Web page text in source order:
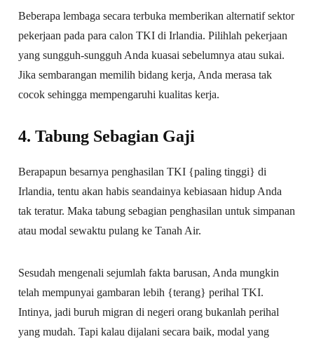
Beberapa lembaga secara terbuka memberikan alternatif sektor
pekerjaan pada para calon TKI di Irlandia. Pilihlah pekerjaan
yang sungguh-sungguh Anda kuasai sebelumnya atau sukai.
Jika sembarangan memilih bidang kerja, Anda merasa tak
cocok sehingga mempengaruhi kualitas kerja.
4. Tabung Sebagian Gaji
Berapapun besarnya penghasilan TKI {paling tinggi} di
Irlandia, tentu akan habis seandainya kebiasaan hidup Anda
tak teratur. Maka tabung sebagian penghasilan untuk simpanan
atau modal sewaktu pulang ke Tanah Air.
Sesudah mengenali sejumlah fakta barusan, Anda mungkin
telah mempunyai gambaran lebih {terang} perihal TKI.
Intinya, jadi buruh migran di negeri orang bukanlah perihal
yang mudah. Tapi kalau dijalani secara baik, modal yang